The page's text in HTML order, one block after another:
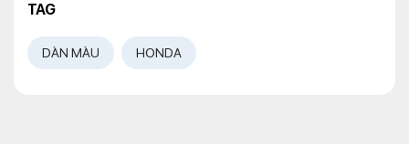
TAG
DÀN MÀU HONDA